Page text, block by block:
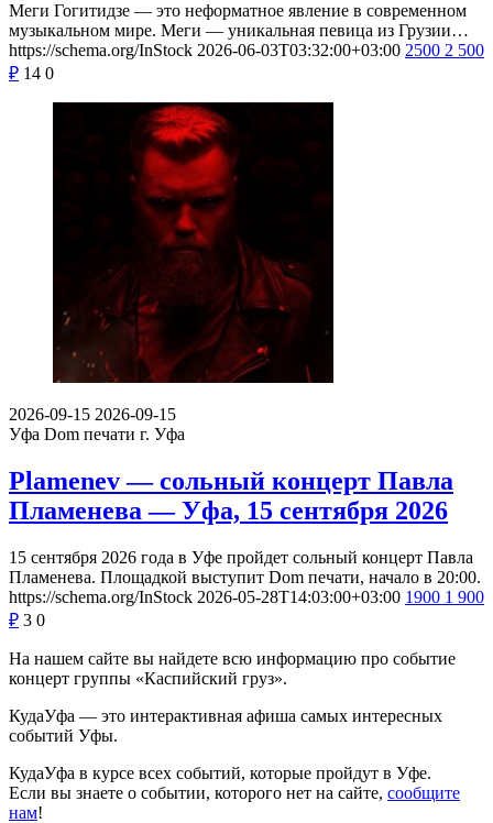
Меги Гогитидзе — это неформатное явление в современном
музыкальном мире. Меги — уникальная певица из Грузии…
https://schema.org/InStock 2026-06-03T03:32:00+03:00 2500 2 500
₽ 14 0
2026-09-15 2026-09-15
Уфа Dom печати г. Уфа
Plamenev — сольный концерт Павла
Пламенева — Уфа, 15 сентября 2026
15 сентября 2026 года в Уфе пройдет сольный концерт Павла
Пламенева. Площадкой выступит Dom печати, начало в 20:00.
https://schema.org/InStock 2026-05-28T14:03:00+03:00 1900 1 900
₽ 3 0
На нашем сайте вы найдете всю информацию про событие
концерт группы «Каспийский груз».
КудаУфа — это интерактивная афиша самых интересных
событий Уфы.
КудаУфа в курсе всех событий, которые пройдут в Уфе.
Если вы знаете о событии, которого нет на сайте, сообщите
нам!